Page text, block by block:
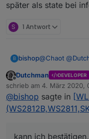
später als state bei
S 1 Antwort
B bishop@Chaot @
kann ich
DP schreiben
Fehlermeldung.
Offline
Dutchman DEVELOPER
schrieb am 4. März 2020,
zuletzt editiert von
@bishop sagte in
kann ich